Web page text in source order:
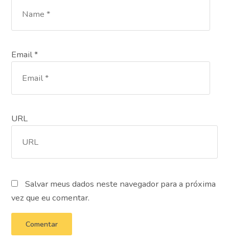
Email *
URL
Salvar meus dados neste navegador para a próxima
vez que eu comentar.